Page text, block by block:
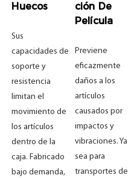
Huecos
Sus
capacidades de
soporte y
resistencia
limitan el
movimiento de
los artículos
dentro de la
caja. Fabricado
bajo demanda,
Ción De
Película
Previene
eficazmente
daños a los
artículos
causados ​​por
impactos y
vibraciones. Ya
sea para
transportes de